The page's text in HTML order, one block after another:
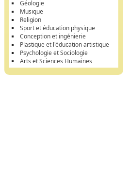
Géologie
Musique
Religion
Sport et éducation physique
Conception et ingénierie
Plastique et l'éducation artistique
Psychologie et Sociologie
Arts et Sciences Humaines